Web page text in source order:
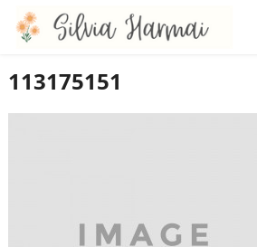
113175151